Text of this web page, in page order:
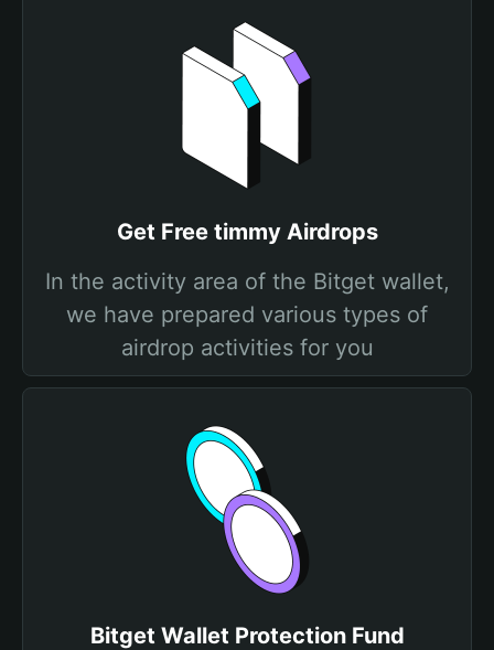
Get Free timmy Airdrops
In the activity area of the Bitget wallet,
we have prepared various types of
airdrop activities for you
Bitget Wallet Protection Fund